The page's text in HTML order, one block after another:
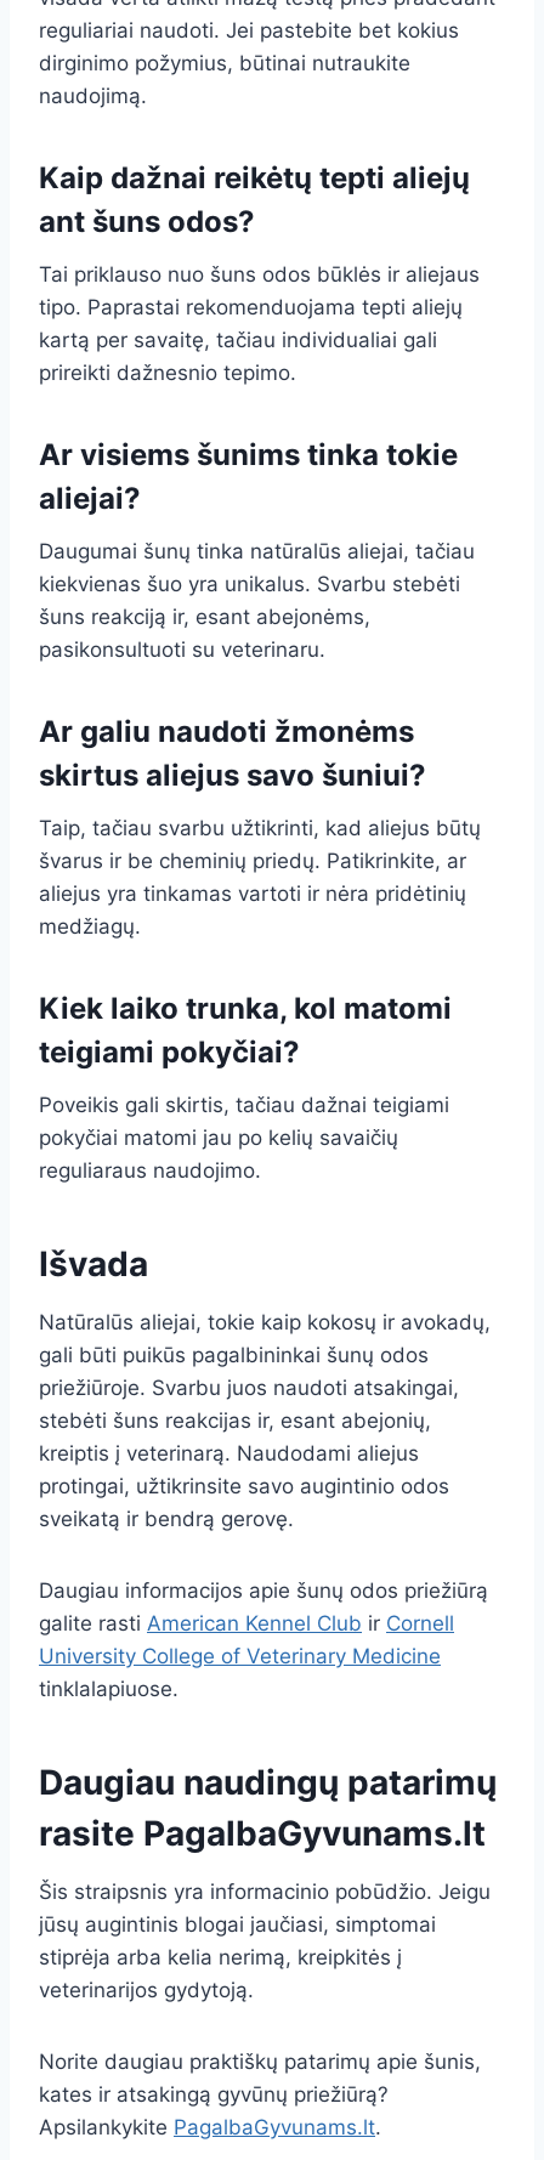
reguliariai naudoti. Jei pastebite bet kokius
dirginimo požymius, būtinai nutraukite
naudojimą.
Kaip dažnai reikėtų tepti aliejų
ant šuns odos?
Tai priklauso nuo šuns odos būklės ir aliejaus
tipo. Paprastai rekomenduojama tepti aliejų
kartą per savaitę, tačiau individualiai gali
prireikti dažnesnio tepimo.
Ar visiems šunims tinka tokie
aliejai?
Daugumai šunų tinka natūralūs aliejai, tačiau
kiekvienas šuo yra unikalus. Svarbu stebėti
šuns reakciją ir, esant abejonėms,
pasikonsultuoti su veterinaru.
Ar galiu naudoti žmonėms
skirtus aliejus savo šuniui?
Taip, tačiau svarbu užtikrinti, kad aliejus būtų
švarus ir be cheminių priedų. Patikrinkite, ar
aliejus yra tinkamas vartoti ir nėra pridėtinių
medžiagų.
Kiek laiko trunka, kol matomi
teigiami pokyčiai?
Poveikis gali skirtis, tačiau dažnai teigiami
pokyčiai matomi jau po kelių savaičių
reguliaraus naudojimo.
Išvada
Natūralūs aliejai, tokie kaip kokosų ir avokadų,
gali būti puikūs pagalbininkai šunų odos
priežiūroje. Svarbu juos naudoti atsakingai,
stebėti šuns reakcijas ir, esant abejonių,
kreiptis į veterinarą. Naudodami aliejus
protingai, užtikrinsite savo augintinio odos
sveikatą ir bendrą gerovę.
Daugiau informacijos apie šunų odos priežiūrą
galite rasti American Kennel Club ir Cornell
University College of Veterinary Medicine
tinklalapiuose.
Daugiau naudingų patarimų
rasite PagalbaGyvunams.lt
Šis straipsnis yra informacinio pobūdžio. Jeigu
jūsų augintinis blogai jaučiasi, simptomai
stiprėja arba kelia nerimą, kreipkitės į
veterinarijos gydytoją.
Norite daugiau praktiškų patarimų apie šunis,
kates ir atsakingą gyvūnų priežiūrą?
Apsilankykite PagalbaGyvunams.lt.